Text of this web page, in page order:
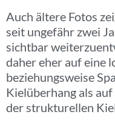
Auch ältere Fotos
seit ungefähr zwei
sichtbar
daher eher auf eine
beziehungsweise
Kielüberhang als
der strukturellen